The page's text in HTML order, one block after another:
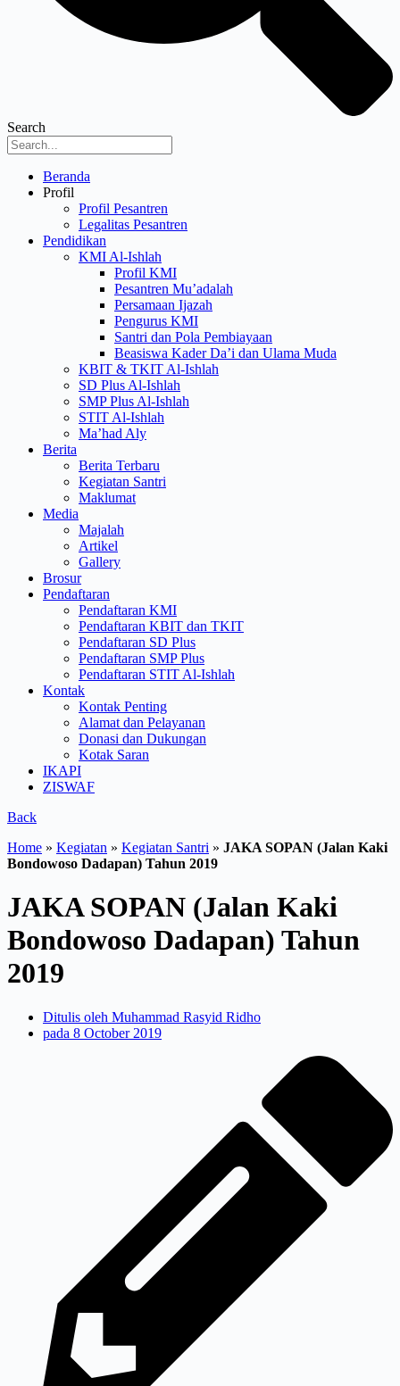
Search
Menu
Beranda
Profil
Profil Pesantren
Legalitas Pesantren
Pendidikan
KMI Al-Ishlah
Profil KMI
Pesantren Mu’adalah
Persamaan Ijazah
Pengurus KMI
Santri dan Pola Pembiayaan
Beasiswa Kader Da’i dan Ulama Muda
KBIT & TKIT Al-Ishlah
SD Plus Al-Ishlah
SMP Plus Al-Ishlah
STIT Al-Ishlah
Ma’had Aly
Berita
Berita Terbaru
Kegiatan Santri
Maklumat
Media
Majalah
Artikel
Gallery
Brosur
Pendaftaran
Pendaftaran KMI
Pendaftaran KBIT dan TKIT
Pendaftaran SD Plus
Pendaftaran SMP Plus
Pendaftaran STIT Al-Ishlah
Kontak
Kontak Penting
Alamat dan Pelayanan
Donasi dan Dukungan
Kotak Saran
IKAPI
ZISWAF
Back
Home » Kegiatan » Kegiatan Santri » JAKA SOPAN (Jalan Kaki
Bondowoso Dadapan) Tahun 2019
JAKA SOPAN (Jalan Kaki
Bondowoso Dadapan) Tahun
2019
Ditulis oleh Muhammad Rasyid Ridho
pada 8 October 2019